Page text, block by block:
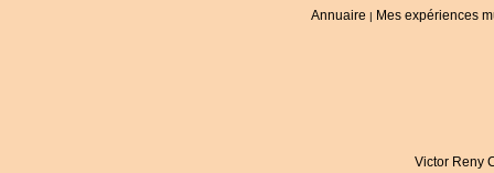
Annuaire | Mes expériences
Victor Reny